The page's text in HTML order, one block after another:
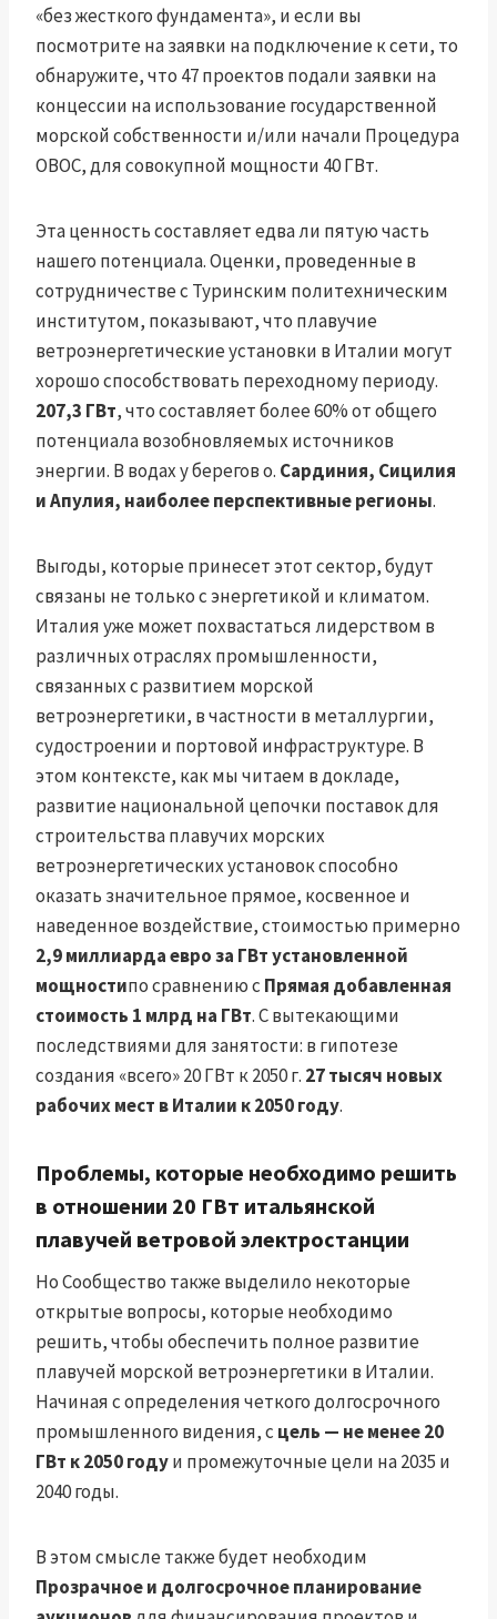
«без жесткого фундамента», и если вы
посмотрите на заявки на подключение к сети, то
обнаружите, что 47 проектов подали заявки на
концессии на использование государственной
морской собственности и/или начали Процедура
ОВОС, для совокупной мощности 40 ГВт.
Эта ценность составляет едва ли пятую часть
нашего потенциала. Оценки, проведенные в
сотрудничестве с Туринским политехническим
институтом, показывают, что плавучие
ветроэнергетические установки в Италии могут
хорошо способствовать переходному периоду.
207,3 ГВт, что составляет более 60% от общего
потенциала возобновляемых источников
энергии. В водах у берегов о. Сардиния, Сицилия
и Апулия, наиболее перспективные регионы.
Выгоды, которые принесет этот сектор, будут
связаны не только с энергетикой и климатом.
Италия уже может похвастаться лидерством в
различных отраслях промышленности,
связанных с развитием морской
ветроэнергетики, в частности в металлургии,
судостроении и портовой инфраструктуре. В
этом контексте, как мы читаем в докладе,
развитие национальной цепочки поставок для
строительства плавучих морских
ветроэнергетических установок способно
оказать значительное прямое, косвенное и
наведенное воздействие, стоимостью примерно
2,9 миллиарда евро за ГВт установленной
мощностипо сравнению с Прямая добавленная
стоимость 1 млрд на ГВт. С вытекающими
последствиями для занятости: в гипотезе
создания «всего» 20 ГВт к 2050 г. 27 тысяч новых
рабочих мест в Италии к 2050 году.
Проблемы, которые необходимо решить
в отношении 20 ГВт итальянской
плавучей ветровой электростанции
Но Сообщество также выделило некоторые
открытые вопросы, которые необходимо
решить, чтобы обеспечить полное развитие
плавучей морской ветроэнергетики в Италии.
Начиная с определения четкого долгосрочного
промышленного видения, с цель — не менее 20
ГВт к 2050 годуи промежуточные цели на 2035 и
2040 годы.
В этом смысле также будет необходим
Прозрачное и долгосрочное планирование